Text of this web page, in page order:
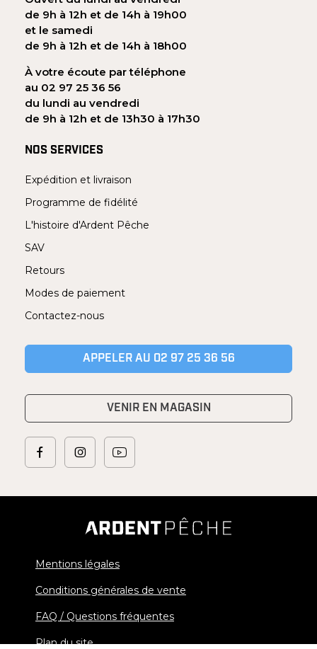
de 9h à 12h et de 14h à 19h00
et le samedi
de 9h à 12h et de 14h à 18h00
À votre écoute par téléphone
au 02 97 25 36 56
du lundi au vendredi
de 9h à 12h et de 13h30 à 17h30
NOS SERVICES
Expédition et livraison
Programme de fidélité
L'histoire d'Ardent Pêche
SAV
Retours
Modes de paiement
Contactez-nous
APPELER AU 02 97 25 36 56
VENIR EN MAGASIN
Mentions légales
Conditions générales de vente
FAQ / Questions fréquentes
Plan du site